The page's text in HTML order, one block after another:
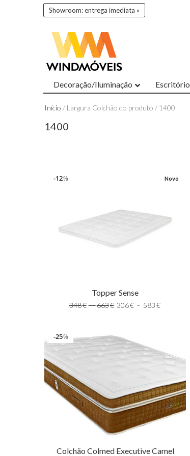
Showroom: entrega imediata »
Decoração/Iluminação Escritório
Início / Largura Colchão do produto / 1400
1400
%
12 Novo
Topper Sense
348€ –663€ 306€ – 583€
%
25
Colchão Colmed Executive Camel